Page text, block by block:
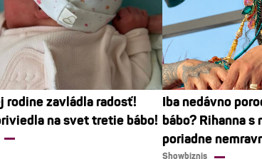
rodine zavládla radosť!
na svet tretie bábo!
Iba nedávno
bábo? Rihanna
poriadne
Showbiznis